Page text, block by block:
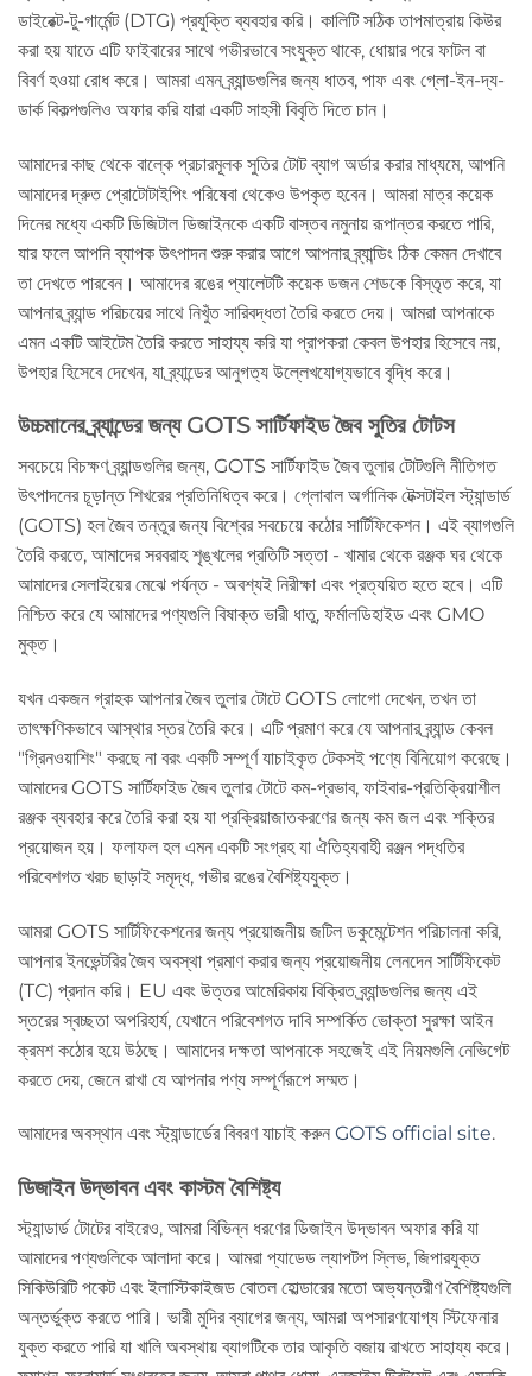
ডাইরেক্ট-টু-গার্মেন্ট (DTG) প্রযুক্তি ব্যবহার করি। কালিটি সঠিক তাপমাত্রায় কিউর
করা হয় যাতে এটি ফাইবারের সাথে গভীরভাবে সংযুক্ত থাকে, ধোয়ার পরে ফাটল বা
বিবর্ণ হওয়া রোধ করে। আমরা এমন ব্র্যান্ডগুলির জন্য ধাতব, পাফ এবং গ্লো-ইন-দ্য-
ডার্ক বিকল্পগুলিও অফার করি যারা একটি সাহসী বিবৃতি দিতে চান।
আমাদের কাছ থেকে বাল্কে প্রচারমূলক সুতির টোট ব্যাগ অর্ডার করার মাধ্যমে, আপনি
আমাদের দ্রুত প্রোটোটাইপিং পরিষেবা থেকেও উপকৃত হবেন। আমরা মাত্র কয়েক
দিনের মধ্যে একটি ডিজিটাল ডিজাইনকে একটি বাস্তব নমুনায় রূপান্তর করতে পারি,
যার ফলে আপনি ব্যাপক উৎপাদন শুরু করার আগে আপনার ব্র্যান্ডিং ঠিক কেমন দেখাবে
তা দেখতে পারবেন। আমাদের রঙের প্যালেটটি কয়েক ডজন শেডকে বিস্তৃত করে, যা
আপনার ব্র্যান্ড পরিচয়ের সাথে নিখুঁত সারিবদ্ধতা তৈরি করতে দেয়। আমরা আপনাকে
এমন একটি আইটেম তৈরি করতে সাহায্য করি যা প্রাপকরা কেবল উপহার হিসেবে নয়,
উপহার হিসেবে দেখেন, যা ব্র্যান্ডের আনুগত্য উল্লেখযোগ্যভাবে বৃদ্ধি করে।
উচ্চমানের ব্র্যান্ডের জন্য GOTS সার্টিফাইড জৈব সুতির টোটস
সবচেয়ে বিচক্ষণ ব্র্যান্ডগুলির জন্য, GOTS সার্টিফাইড জৈব তুলার টোটগুলি নীতিগত
উৎপাদনের চূড়ান্ত শিখরের প্রতিনিধিত্ব করে। গ্লোবাল অর্গানিক টেক্সটাইল স্ট্যান্ডার্ড
(GOTS) হল জৈব তন্তুর জন্য বিশ্বের সবচেয়ে কঠোর সার্টিফিকেশন। এই ব্যাগগুলি
তৈরি করতে, আমাদের সরবরাহ শৃঙ্খলের প্রতিটি সত্তা - খামার থেকে রঞ্জক ঘর থেকে
আমাদের সেলাইয়ের মেঝে পর্যন্ত - অবশ্যই নিরীক্ষা এবং প্রত্যয়িত হতে হবে। এটি
নিশ্চিত করে যে আমাদের পণ্যগুলি বিষাক্ত ভারী ধাতু, ফর্মালডিহাইড এবং GMO
মুক্ত।
যখন একজন গ্রাহক আপনার জৈব তুলার টোটে GOTS লোগো দেখেন, তখন তা
তাৎক্ষণিকভাবে আস্থার স্তর তৈরি করে। এটি প্রমাণ করে যে আপনার ব্র্যান্ড কেবল
"গ্রিনওয়াশিং" করছে না বরং একটি সম্পূর্ণ যাচাইকৃত টেকসই পণ্যে বিনিয়োগ করেছে।
আমাদের GOTS সার্টিফাইড জৈব তুলার টোটে কম-প্রভাব, ফাইবার-প্রতিক্রিয়াশীল
রঞ্জক ব্যবহার করে তৈরি করা হয় যা প্রক্রিয়াজাতকরণের জন্য কম জল এবং শক্তির
প্রয়োজন হয়। ফলাফল হল এমন একটি সংগ্রহ যা ঐতিহ্যবাহী রঞ্জন পদ্ধতির
পরিবেশগত খরচ ছাড়াই সমৃদ্ধ, গভীর রঙের বৈশিষ্ট্যযুক্ত।
আমরা GOTS সার্টিফিকেশনের জন্য প্রয়োজনীয় জটিল ডকুমেন্টেশন পরিচালনা করি,
আপনার ইনভেন্টরির জৈব অবস্থা প্রমাণ করার জন্য প্রয়োজনীয় লেনদেন সার্টিফিকেট
(TC) প্রদান করি। EU এবং উত্তর আমেরিকায় বিক্রিত ব্র্যান্ডগুলির জন্য এই
স্তরের স্বচ্ছতা অপরিহার্য, যেখানে পরিবেশগত দাবি সম্পর্কিত ভোক্তা সুরক্ষা আইন
ক্রমশ কঠোর হয়ে উঠছে। আমাদের দক্ষতা আপনাকে সহজেই এই নিয়মগুলি নেভিগেট
করতে দেয়, জেনে রাখা যে আপনার পণ্য সম্পূর্ণরূপে সম্মত।
আমাদের অবস্থান এবং স্ট্যান্ডার্ডের বিবরণ যাচাই করুন GOTS official site.
ডিজাইন উদ্ভাবন এবং কাস্টম বৈশিষ্ট্য
স্ট্যান্ডার্ড টোটের বাইরেও, আমরা বিভিন্ন ধরণের ডিজাইন উদ্ভাবন অফার করি যা
আমাদের পণ্যগুলিকে আলাদা করে। আমরা প্যাডেড ল্যাপটপ স্লিভ, জিপারযুক্ত
সিকিউরিটি পকেট এবং ইলাস্টিকাইজড বোতল হোল্ডারের মতো অভ্যন্তরীণ বৈশিষ্ট্যগুলি
অন্তর্ভুক্ত করতে পারি। ভারী মুদির ব্যাগের জন্য, আমরা অপসারণযোগ্য স্টিফেনার
যুক্ত করতে পারি যা খালি অবস্থায় ব্যাগটিকে তার আকৃতি বজায় রাখতে সাহায্য করে।